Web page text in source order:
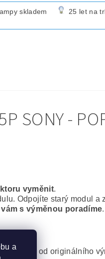
skladem 25 let na
SONY -
vyměnit.
Odpojíte starý modul a
s výměnou poradíme
jsou od originálního
a